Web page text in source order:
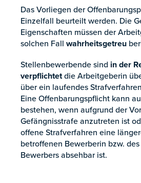
Das Vorliegen der
Einzelfall beurteilt werden. Die
Eigenschaften müssen der
solchen Fall wahrheitsgetreu
Stellenbewerbende sind in der
verpflichtetdie Arbeitgeberin
über ein laufendes
Eine Offenbarungspflicht kann
bestehen, wenn aufgrund der
Gefängnisstrafe anzutreten ist
offene Strafverfahren eine
betroffenen Bewerberin bzw.
Bewerbers absehbar ist.